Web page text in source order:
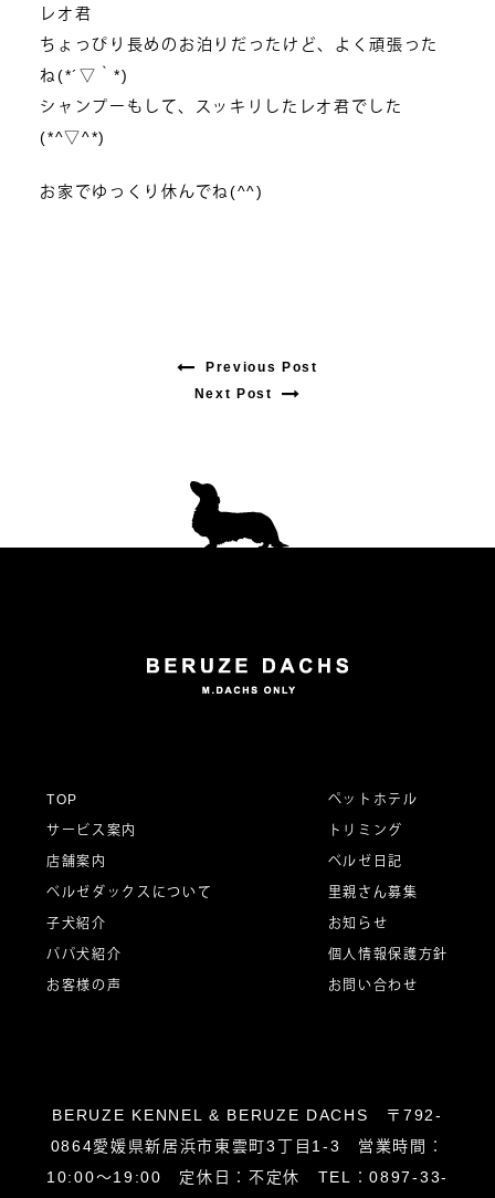
レオ君
ちょっぴり長めのお泊りだったけど、よく頑張った
ね(*´▽｀*)
シャンプーもして、スッキリしたレオ君でした
(*^▽^*)
お家でゆっくり休んでね(^^)
ー
シ
ョ
ン
Previous Post
Next Post
TOP
サービス案内
店舗案内
ベルゼダックスについて
子犬紹介
パパ犬紹介
お客様の声
ペットホテル
トリミング
ベルゼ日記
里親さん募集
お知らせ
個人情報保護方針
お問い合わせ
BERUZE KENNEL & BERUZE DACHS 〒792-
0864愛媛県新居浜市東雲町3丁目1-3 営業時間：
10:00～19:00 定休日：不定休 TEL：0897-33-